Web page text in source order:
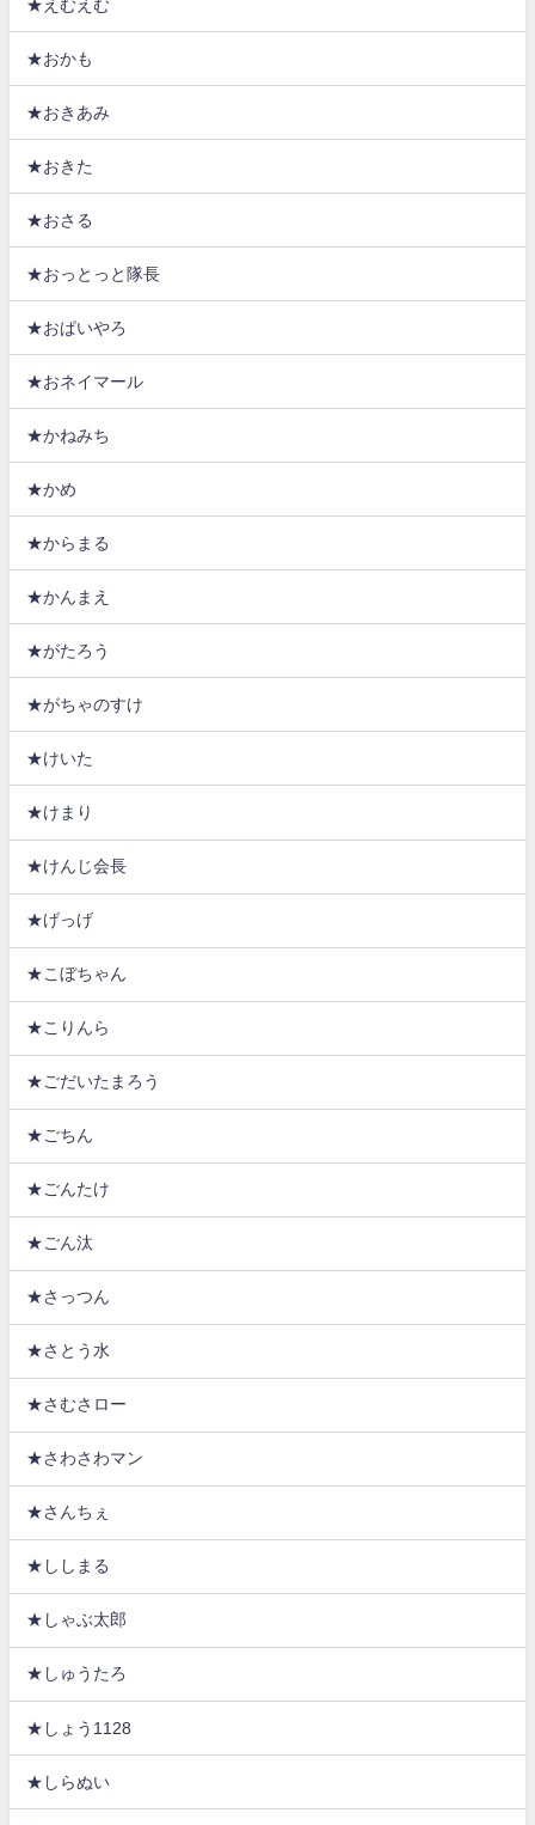
★えむえむ
★おかも
★おきあみ
★おきた
★おさる
★おっとっと隊長
★おぱいやろ
★おネイマール
★かねみち
★かめ
★からまる
★かんまえ
★がたろう
★がちゃのすけ
★けいた
★けまり
★けんじ会長
★げっげ
★こぼちゃん
★こりんら
★ごだいたまろう
★ごちん
★ごんたけ
★ごん汰
★さっつん
★さとう水
★さむさロー
★さわさわマン
★さんちぇ
★ししまる
★しゃぶ太郎
★しゅうたろ
★しょう1128
★しらぬい